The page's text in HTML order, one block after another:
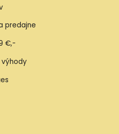
predajne
€,-
výhody